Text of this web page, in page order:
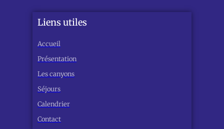
Liens utiles
Accueil
Présentation
Les canyons
Séjours
Calendrier
Contact